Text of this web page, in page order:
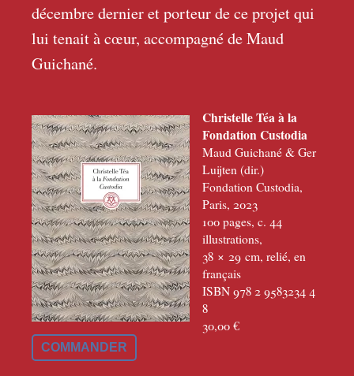
décembre dernier et porteur de ce projet qui
lui tenait à cœur, accompagné de Maud
Guichané.
Christelle Téa à la
Fondation Custodia
Maud Guichané & Ger
Luijten (dir.)
Fondation Custodia,
Paris, 2023
100 pages, c. 44
illustrations,
38 × 29 cm, relié, en
français
ISBN 978 2 9583234 4
8
30,00 €
COMMANDER